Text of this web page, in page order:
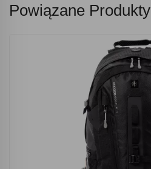
Powiązane Produkty